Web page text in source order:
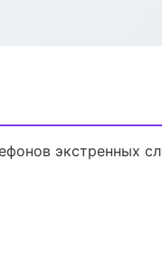
экстренных